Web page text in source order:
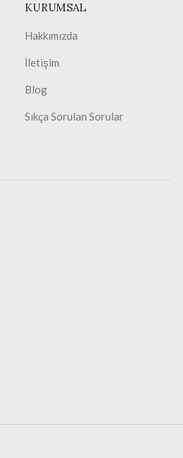
KURUMSAL
Hakkımızda
İletişim
Blog
Sıkça Sorulan Sorular